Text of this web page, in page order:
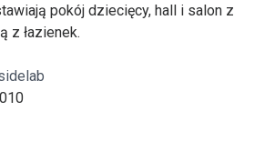
pokój dziecięcy, hall i salon z
z łazienek.